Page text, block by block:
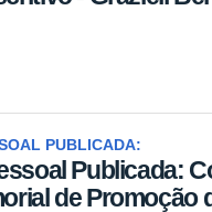
PUBLICADA:
Publicada:
de Promoção